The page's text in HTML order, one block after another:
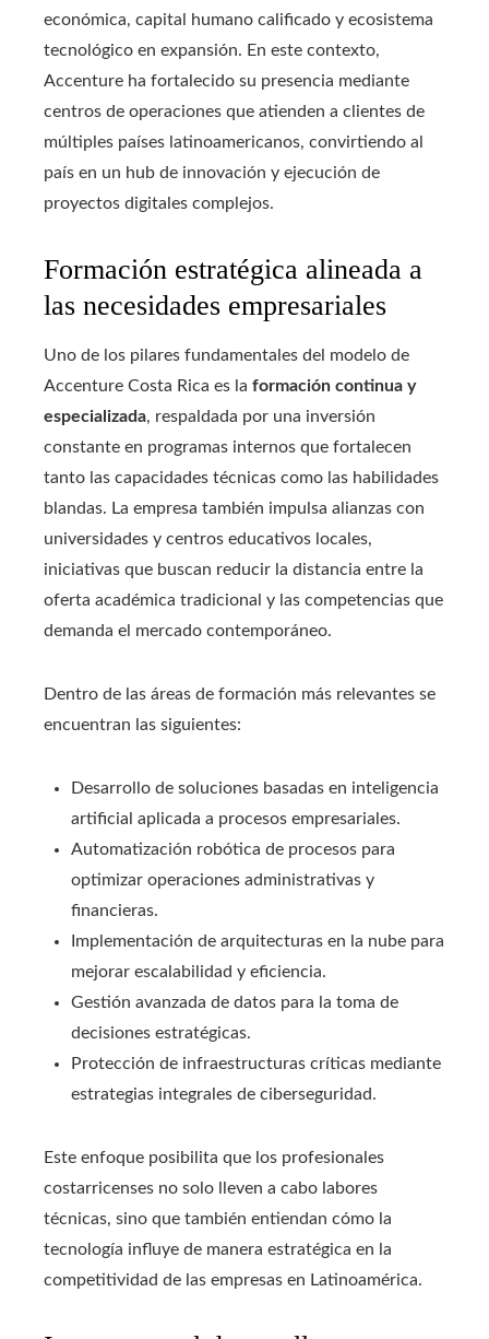
económica, capital humano calificado y ecosistema
tecnológico en expansión. En este contexto,
Accenture ha fortalecido su presencia mediante
centros de operaciones que atienden a clientes de
múltiples países latinoamericanos, convirtiendo al
país en un hub de innovación y ejecución de
proyectos digitales complejos.
Formación estratégica alineada a
las necesidades empresariales
Uno de los pilares fundamentales del modelo de
Accenture Costa Rica es la formación continua y
especializada, respaldada por una inversión
constante en programas internos que fortalecen
tanto las capacidades técnicas como las habilidades
blandas. La empresa también impulsa alianzas con
universidades y centros educativos locales,
iniciativas que buscan reducir la distancia entre la
oferta académica tradicional y las competencias que
demanda el mercado contemporáneo.
Dentro de las áreas de formación más relevantes se
encuentran las siguientes:
Desarrollo de soluciones basadas en inteligencia
artificial aplicada a procesos empresariales.
Automatización robótica de procesos para
optimizar operaciones administrativas y
financieras.
Implementación de arquitecturas en la nube para
mejorar escalabilidad y eficiencia.
Gestión avanzada de datos para la toma de
decisiones estratégicas.
Protección de infraestructuras críticas mediante
estrategias integrales de ciberseguridad.
Este enfoque posibilita que los profesionales
costarricenses no solo lleven a cabo labores
técnicas, sino que también entiendan cómo la
tecnología influye de manera estratégica en la
competitividad de las empresas en Latinoamérica.